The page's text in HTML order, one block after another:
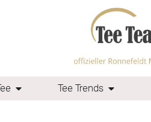
Tee Tee Trends